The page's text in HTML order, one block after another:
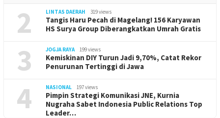
2 LINTAS DAERAH 319 views
Tangis Haru Pecah di Magelang! 156 Karyawan
HS Surya Group Diberangkatkan Umrah Gratis
3 JOGJA RAYA 199 views
Kemiskinan DIY Turun Jadi 9,70%, Catat Rekor
Penurunan Tertinggi di Jawa
4 NASIONAL 197 views
Pimpin Strategi Komunikasi JNE, Kurnia
Nugraha Sabet Indonesia Public Relations Top
Leader…